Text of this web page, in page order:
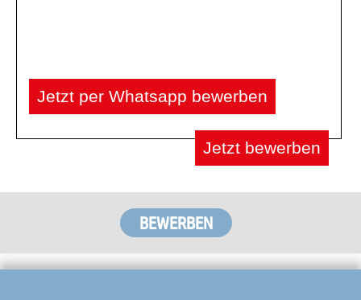
Jetzt per Whatsapp bewerben
Jetzt bewerben